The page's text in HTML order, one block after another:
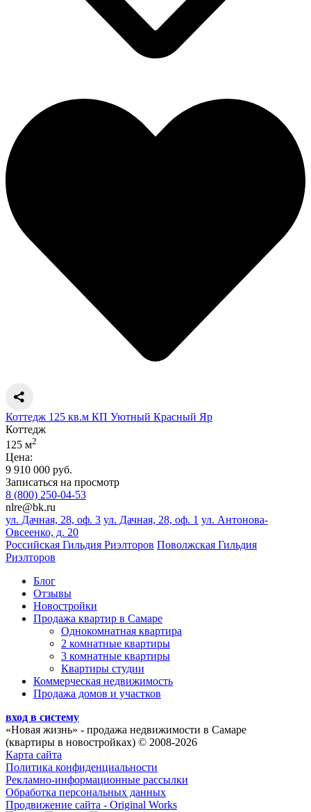
Коттедж 125 кв.м КП Уютный Красный Яр
Коттедж
125 м2
Цена:
9 910 000 руб.
Записаться на просмотр
8 (800) 250-04-53
nlre@bk.ru
ул. Дачная, 28, оф. 3 ул. Дачная, 28, оф. 1 ул. Антонова-
Овсеенко, д. 20
Российская Гильдия Риэлторов Поволжская Гильдия
Риэлторов
Блог
Отзывы
Новостройки
Продажа квартир в Самаре
Однокомнатная квартира
2 комнатные квартиры
3 комнатные квартиры
Квартиры студии
Коммерческая недвижимость
Продажа домов и участков
вход в систему
«Новая жизнь» - продажа недвижимости в Самаре
(квартиры в новостройках) © 2008-2026
Карта сайта
Политика конфиденциальности
Рекламно-информационные рассылки
Обработка персональных данных
Продвижение сайта - Original Works